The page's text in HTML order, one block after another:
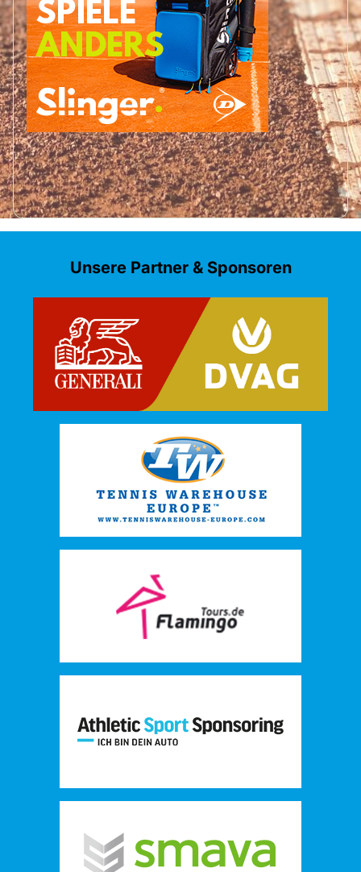
Unsere Partner & Sponsoren